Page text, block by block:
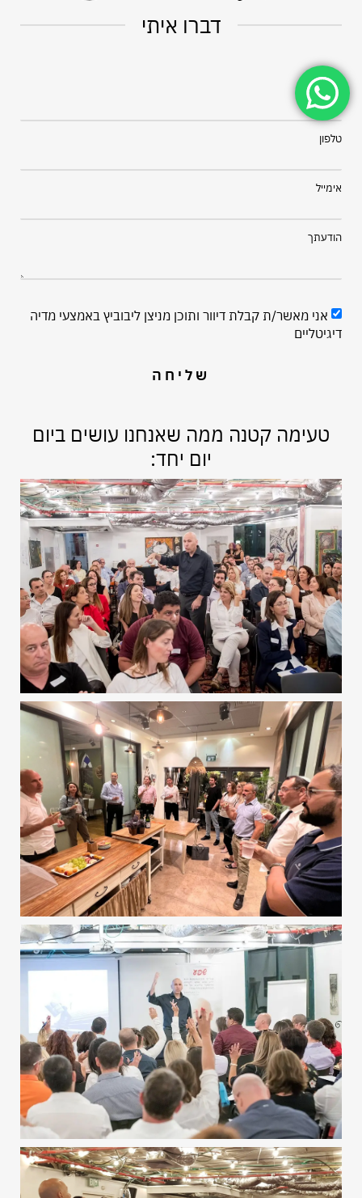
דברו איתי
שם מלא
טלפון
אימייל
הודעתך
אני מאשר/ת קבלת דיוור ותוכן מניצן ליבוביץ באמצעי מדיה
דיגיטליים
שליחה
טעימה קטנה ממה שאנחנו עושים ביום
יום יחד: